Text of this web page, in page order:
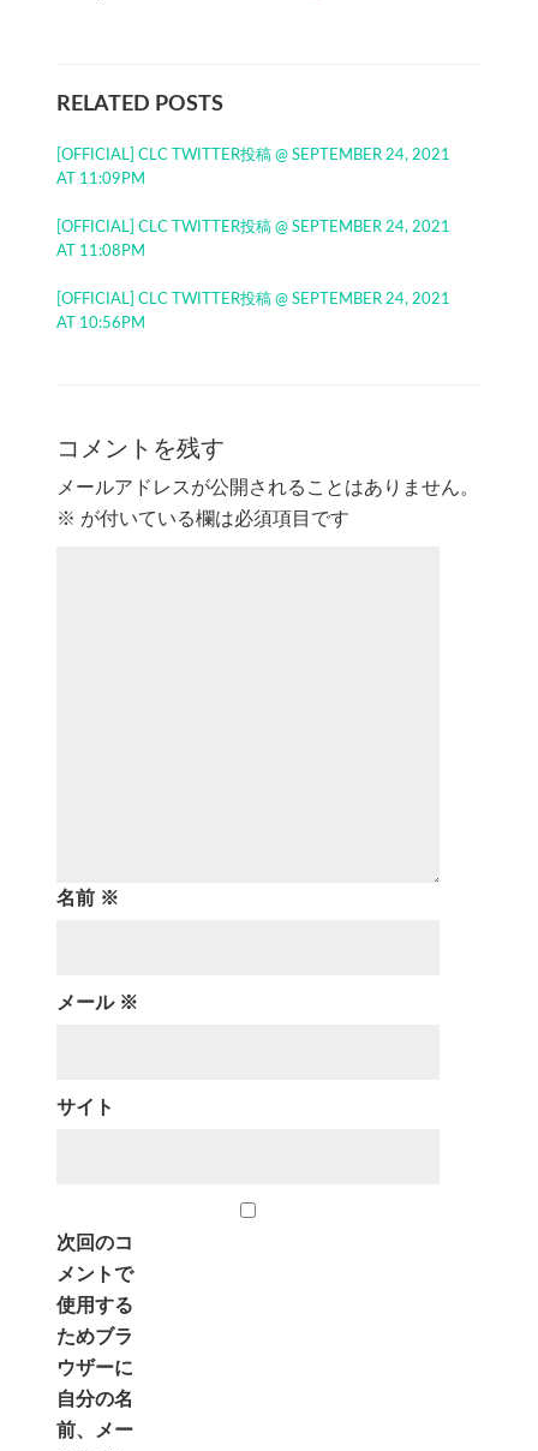
RELATED POSTS
[OFFICIAL] CLC TWITTER投稿 @ SEPTEMBER 24, 2021
AT 11:09PM
[OFFICIAL] CLC TWITTER投稿 @ SEPTEMBER 24, 2021
AT 11:08PM
[OFFICIAL] CLC TWITTER投稿 @ SEPTEMBER 24, 2021
AT 10:56PM
コメントを残す
メールアドレスが公開されることはありません。
※ が付いている欄は必須項目です
名前 ※
メール ※
サイト
次回のコ
メントで
使用する
ためブラ
ウザーに
自分の名
前、メー